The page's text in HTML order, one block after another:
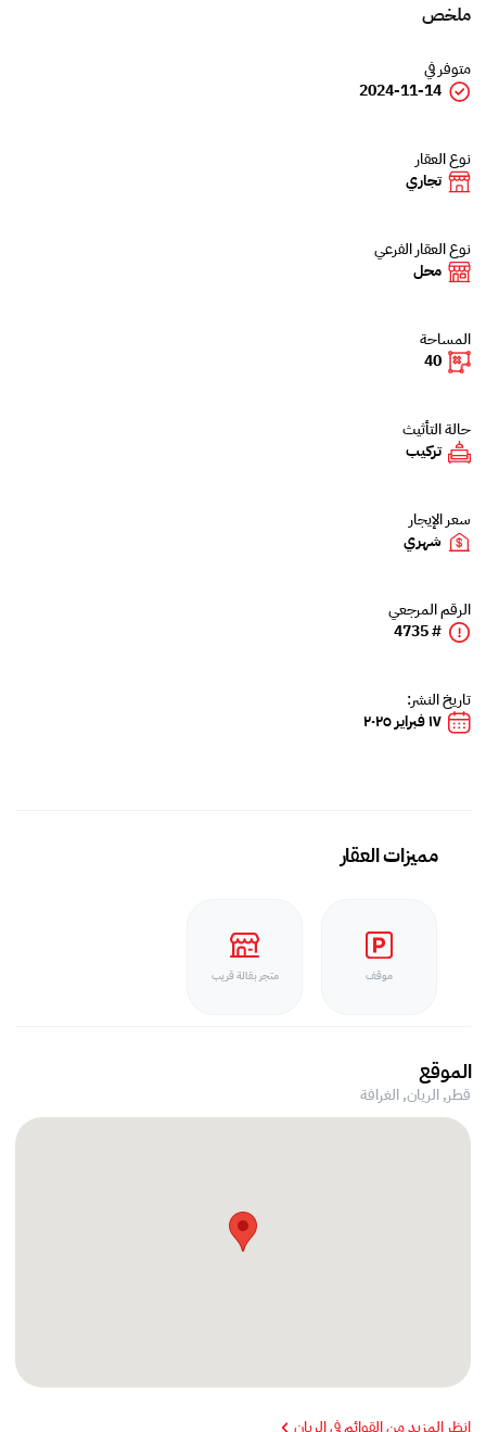
ملخص
متوفر في
2024-11-14
نوع العقار
تجاري
نوع العقار الفرعي
محل
المساحة
40
حالة التأثيث
تركيب
سعر الإيجار
شهري
الرقم المرجعي
# 4735
تاريخ النشر:
١٧ فبراير ٢٠٢٥
مميزات العقار
موقف متجر بقالة قريب
الموقع
قطر, الريان,الغرافة
انظر المزيد من القوائم في الريان